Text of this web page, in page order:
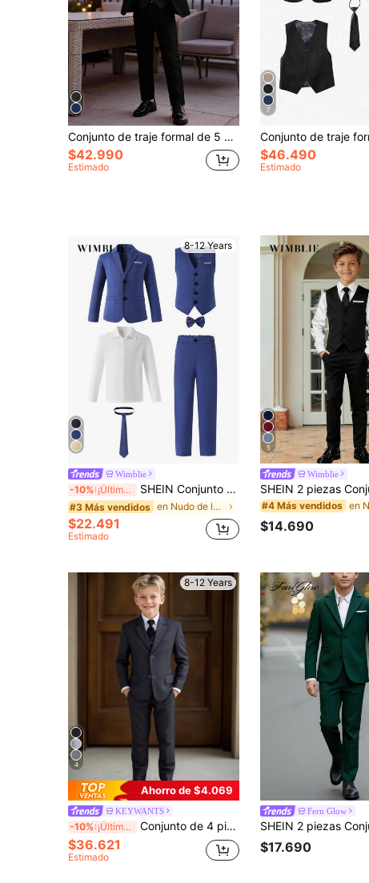
Conjunto de traje formal de 5 piezas para niños, que incluye blazer, chaleco, camisa blanca plisada, pantalones, pajarita, adecuado para bodas, fiestas de cumpleaños, actuaciones en el escenario y otras ocasiones formales, color negro, de 6 a 16 años
$42.990
Estimado
7
$46.490
Estimado
8-12 Years
Wimblie
-10% ¡Últimos 3 días SHEIN Conjunto de 6 piezas para niño preadolescente estilo caballero: chaqueta de manga larga con solapa, chaleco con solapa, camisa de manga larga, pantalones, pajarita, corbata. Conjunto formal elegante para fiesta de cumpleaños, boda, aniversario, bautizo, pajecito
#3 Más vendidos en Nudo de lazo Trajes para niños preadolescentes
$22.491
Estimado
5
Wimblie
#4 Más vendidos
$14.690
8-12 Years
4
Ahorro de $4.069
KEYWANTS
-10% ¡Últimos 3 días Conjunto de 4 piezas para niño que incluye frac, vestido formal, atuendo de paje, chaqueta de traje de boda, chaleco, pantalones y corbata, color gris oscuro, tallas de 6 a 16 años
$36.621
Estimado
Fern Glow
$17.690